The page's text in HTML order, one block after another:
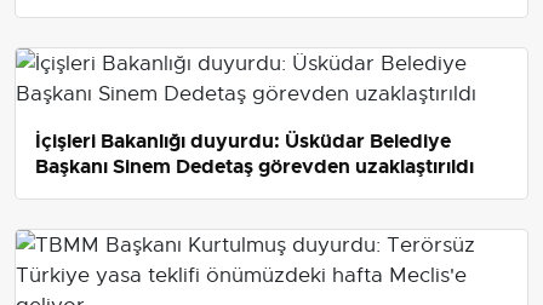
İçişleri Bakanlığı duyurdu: Üsküdar Belediye
Başkanı Sinem Dedetaş görevden uzaklaştırıldı